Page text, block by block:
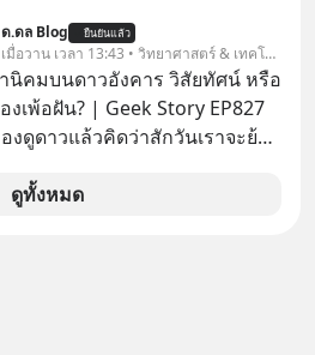
ประเทศไทย ที่ Central Park
ด.ดล Blog ยืนยันแล้ว
เมื่อวาน เวลา 13:43 • วิทยาศาสตร์ & เทคโนโลยี
นิคมบนดาวอังคาร วิสัยทัศน์ หรือ
งเพ้อฝัน? | Geek Story EP827
งดูดาวแล้วคิดว่าสักวันเราจะย้าย
Jeff Bezos บอกไว้หรือเปล่า ภาพ
ดูทั้งหมด